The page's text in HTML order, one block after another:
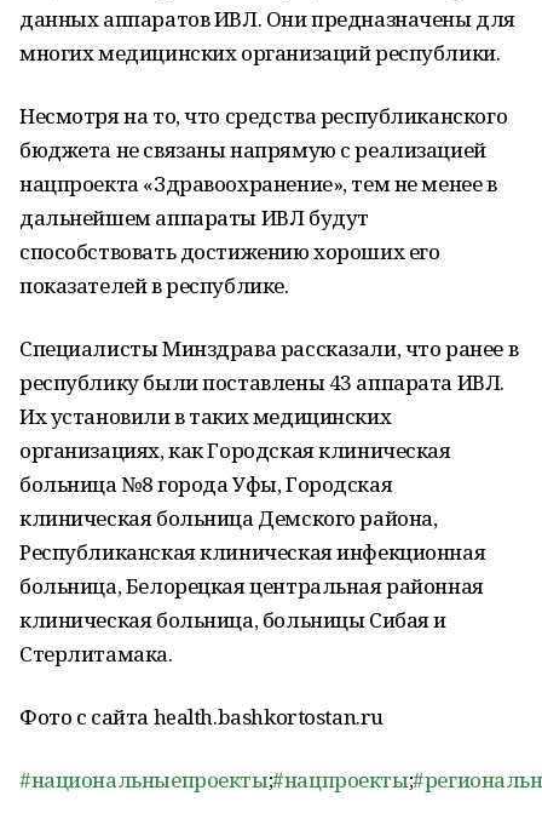
данных аппаратов ИВЛ. Они предназначены для
многих медицинских организаций республики.
Несмотря на то, что средства республиканского
бюджета не связаны напрямую с реализацией
нацпроекта «Здравоохранение», тем не менее в
дальнейшем аппараты ИВЛ будут
способствовать достижению хороших его
показателей в республике.
Специалисты Минздрава рассказали, что ранее в
республику были поставлены 43 аппарата ИВЛ.
Их установили в таких медицинских
организациях, как Городская клиническая
больница №8 города Уфы, Городская
клиническая больница Демского района,
Республиканская клиническая инфекционная
больница, Белорецкая центральная районная
клиническая больница, больницы Сибая и
Стерлитамака.
Фото с сайта health.bashkortostan.ru
#национальныепроекты;#нацпроекты;